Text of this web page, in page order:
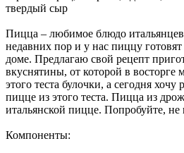
твердый сыр
Пицца – любимое блюдо
недавних пор и у нас пиццу
доме. Предлагаю свой рецепт
вкуснятины, от которой в восторге
этого теста булочки, а сегодня хочу
пицце из этого теста. Пицца из
итальянской пицце. Попробуйте, не
Компоненты: